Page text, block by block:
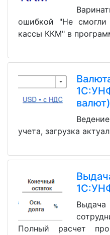
ошибкой "Не смогли
кассы ККМ" в
валют)
учета, загрузка
Полный расчет